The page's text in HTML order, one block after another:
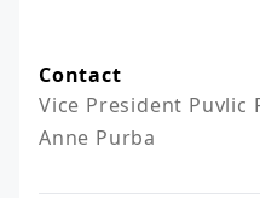
Contact
Vice President Puvlic
Anne Purba